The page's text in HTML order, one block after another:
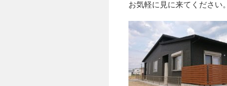
お気軽に見に来てください。